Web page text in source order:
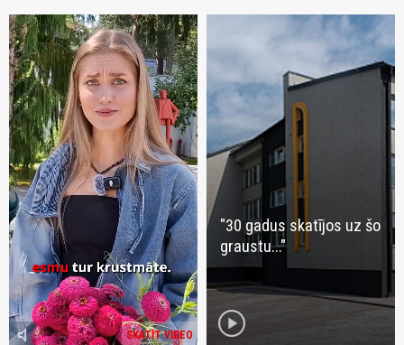
SKATĪT VIDEO
volume_mute
"30 gadus skatījos uz šo
graustu..."
play_circle